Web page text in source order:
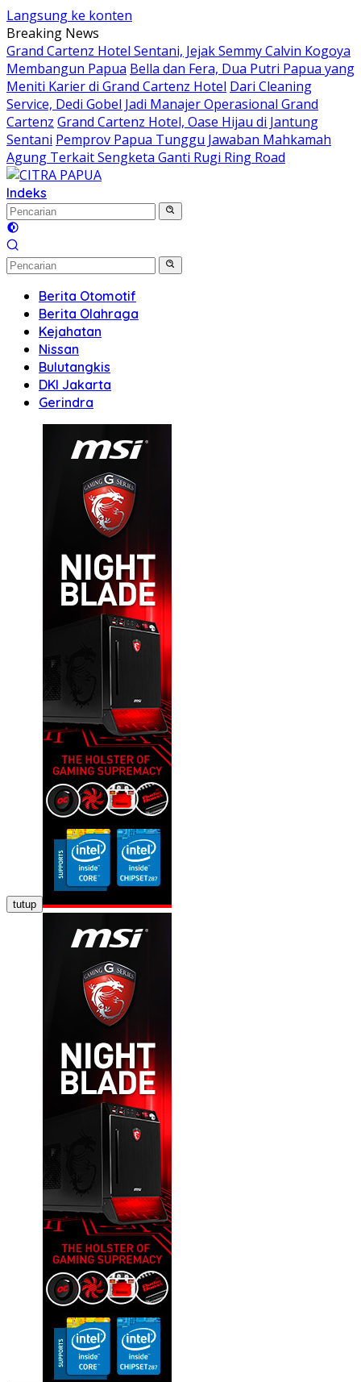
Langsung ke konten
Breaking News
Grand Cartenz Hotel Sentani, Jejak Semmy Calvin Kogoya
Membangun Papua Bella dan Fera, Dua Putri Papua yang
Meniti Karier di Grand Cartenz Hotel Dari Cleaning
Service, Dedi Gobel Jadi Manajer Operasional Grand
Cartenz Grand Cartenz Hotel, Oase Hijau di Jantung
Sentani Pemprov Papua Tunggu Jawaban Mahkamah
Agung Terkait Sengketa Ganti Rugi Ring Road
Indeks
Berita Otomotif
Berita Olahraga
Kejahatan
Nissan
Bulutangkis
DKI Jakarta
Gerindra
tutup